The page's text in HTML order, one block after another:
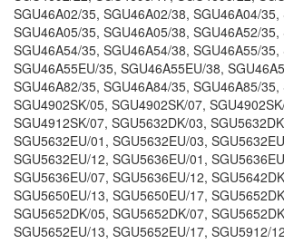
SGU46A02/35, SGU46A02/38, SGU46A04/35,
SGU46A05/35, SGU46A05/38, SGU46A52/35,
SGU46A54/35, SGU46A54/38, SGU46A55/35,
SGU46A55EU/35, SGU46A55EU/38,
SGU46A82/35, SGU46A84/35, SGU46A85/35,
SGU4902SK/05, SGU4902SK/07,
SGU4912SK/07, SGU5632DK/03,
SGU5632EU/01, SGU5632EU/03,
SGU5632EU/12, SGU5636EU/01,
SGU5636EU/07, SGU5636EU/12,
SGU5650EU/13, SGU5650EU/17,
SGU5652DK/05, SGU5652DK/07,
SGU5652EU/13, SGU5652EU/17, SGU5912/